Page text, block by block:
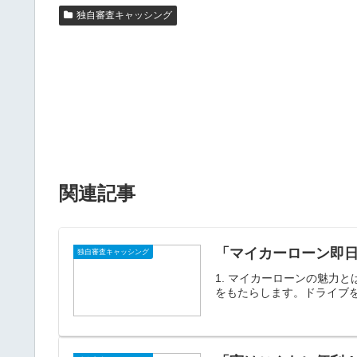
独自審査キャッシング
関連記事
独自審査キャッシング 「マイカーローン即
1. マイカーローンの魅力と
をもたらします。ドライブ